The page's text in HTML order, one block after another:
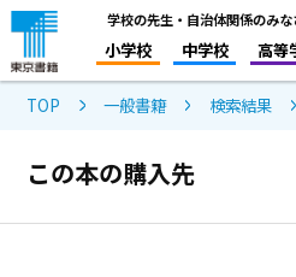
学校の先生・自治体関係のみな
小学校 中学校 高等
TOP 一般書籍 検索結果
この本の購入先